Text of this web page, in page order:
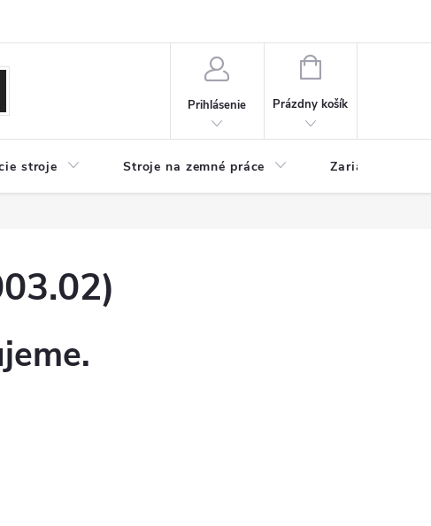
Prihlásenie
NÁKUPNÝ
Prázdny košík
stroje Stroje na zemné práce Zariadenia na